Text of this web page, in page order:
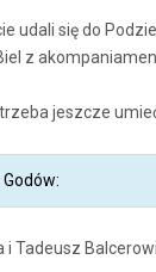
udali się do
z
jeszcze
Tadeusz